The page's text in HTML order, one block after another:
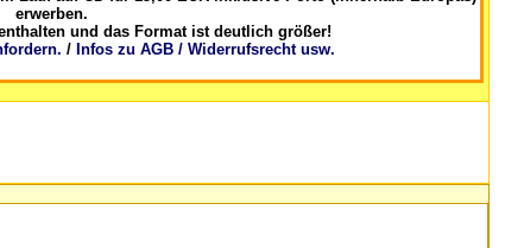
erwerben.
und das Format ist deutlich größer!
/ Infos zu AGB / Widerrufsrecht usw.